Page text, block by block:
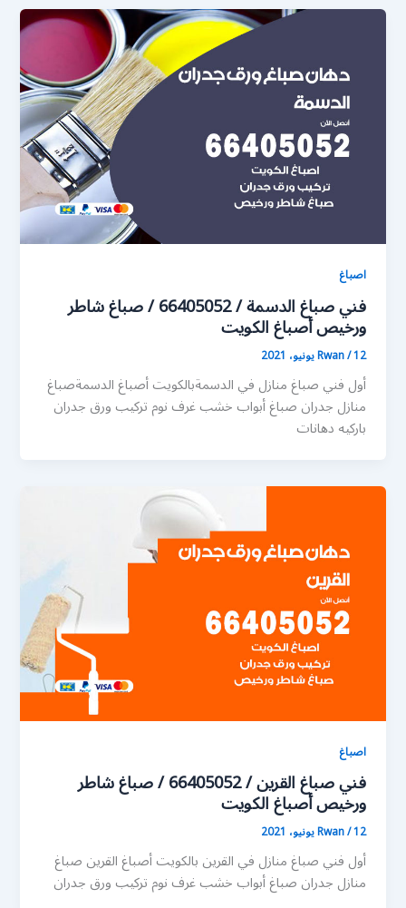
اصباغ
فني صباغ الدسمة / 66405052 / صباغ شاطر
ورخيص أصباغ الكويت
Rwan/12 يونيو، 2021
أول فني صباغ منازل في الدسمةبالكويت أصباغ الدسمةصباغ
منازل جدران صباغ أبواب خشب غرف نوم تركيب ورق جدران
باركيه دهانات
اصباغ
فني صباغ القرين / 66405052 / صباغ شاطر
ورخيص أصباغ الكويت
Rwan/12 يونيو، 2021
أول فني صباغ منازل في القرين بالكويت أصباغ القرين صباغ
منازل جدران صباغ أبواب خشب غرف نوم تركيب ورق جدران